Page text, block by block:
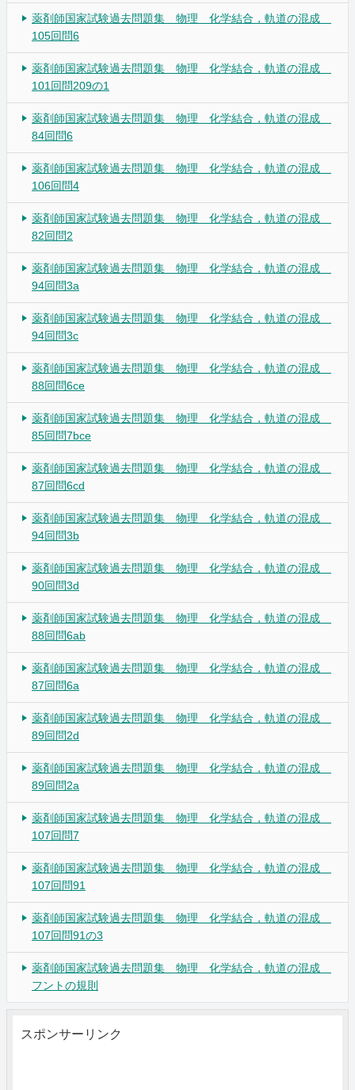
薬剤師国家試験過去問題集 物理 化学結合，軌道の混成
105回問6
薬剤師国家試験過去問題集 物理 化学結合，軌道の混成
101回問209の1
薬剤師国家試験過去問題集 物理 化学結合，軌道の混成
84回問6
薬剤師国家試験過去問題集 物理 化学結合，軌道の混成
106回問4
薬剤師国家試験過去問題集 物理 化学結合，軌道の混成
82回問2
薬剤師国家試験過去問題集 物理 化学結合，軌道の混成
94回問3a
薬剤師国家試験過去問題集 物理 化学結合，軌道の混成
94回問3c
薬剤師国家試験過去問題集 物理 化学結合，軌道の混成
88回問6ce
薬剤師国家試験過去問題集 物理 化学結合，軌道の混成
85回問7bce
薬剤師国家試験過去問題集 物理 化学結合，軌道の混成
87回問6cd
薬剤師国家試験過去問題集 物理 化学結合，軌道の混成
94回問3b
薬剤師国家試験過去問題集 物理 化学結合，軌道の混成
90回問3d
薬剤師国家試験過去問題集 物理 化学結合，軌道の混成
88回問6ab
薬剤師国家試験過去問題集 物理 化学結合，軌道の混成
87回問6a
薬剤師国家試験過去問題集 物理 化学結合，軌道の混成
89回問2d
薬剤師国家試験過去問題集 物理 化学結合，軌道の混成
89回問2a
薬剤師国家試験過去問題集 物理 化学結合，軌道の混成
107回問7
薬剤師国家試験過去問題集 物理 化学結合，軌道の混成
107回問91
薬剤師国家試験過去問題集 物理 化学結合，軌道の混成
107回問91の3
薬剤師国家試験過去問題集 物理 化学結合，軌道の混成
フントの規則
スポンサーリンク